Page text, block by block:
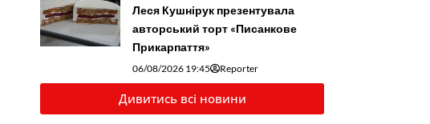
Леся Кушнірук презентувала
авторський торт «Писанкове
Прикарпаття»
06/08/2026 19:45 Reporter
Дивитись всі новини